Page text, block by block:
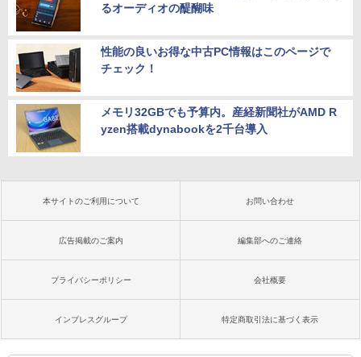
るオーディオの醍醐味
性能の良いお得な中古PC情報はこのページで
チェック！
メモリ32GBでも予算内。産経新聞社がAMD R
yzen搭載dynabookを2千台導入
本サイトのご利用について お問い合わせ
広告掲載のご案内 編集部へのご連絡
プライバシーポリシー 会社概要
インプレスグループ 特定商取引法に基づく表示